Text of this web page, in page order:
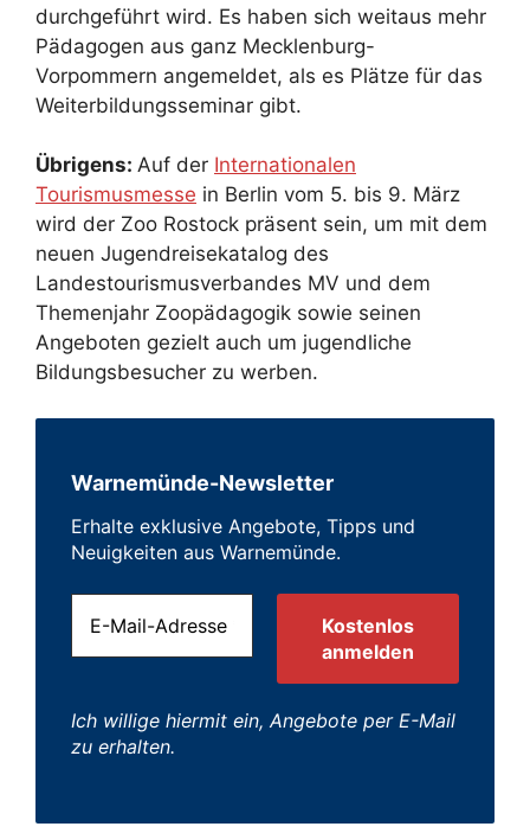
durchgeführt wird. Es haben sich weitaus mehr
Pädagogen aus ganz Mecklenburg-
Vorpommern angemeldet, als es Plätze für das
Weiterbildungsseminar gibt.
Übrigens: Auf der Internationalen
Tourismusmesse in Berlin vom 5. bis 9. März
wird der Zoo Rostock präsent sein, um mit dem
neuen Jugendreisekatalog des
Landestourismusverbandes MV und dem
Themenjahr Zoopädagogik sowie seinen
Angeboten gezielt auch um jugendliche
Bildungsbesucher zu werben.
Warnemünde-Newsletter
Erhalte exklusive Angebote, Tipps und
Neuigkeiten aus Warnemünde.
Ich willige hiermit ein, Angebote per E-Mail
zu erhalten.